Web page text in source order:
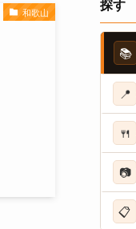
和歌山 探す
📚
📍
🍴
📷
📋